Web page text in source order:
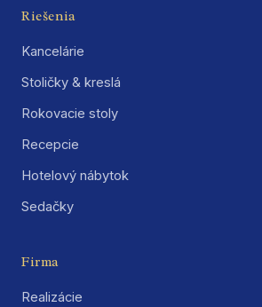
Riešenia
Kancelárie
Stoličky & kreslá
Rokovacie stoly
Recepcie
Hotelový nábytok
Sedačky
Firma
Realizácie